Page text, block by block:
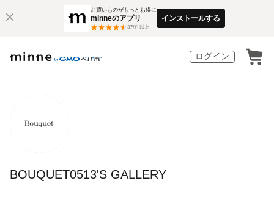
お買いものがもっとお得に
minneのアプリ
3万件以上
インストールする
ログイン
BOUQUET0513'S GALLERY